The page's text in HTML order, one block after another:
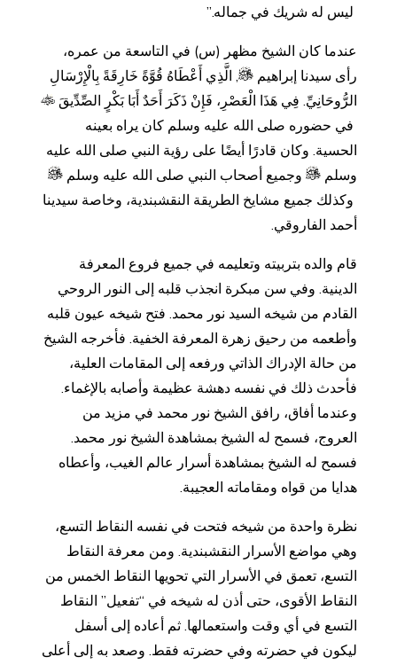
ليس له شريك في جماله.”
عندما كان الشيخ مظهر (س) في التاسعة من عمره،
رأى سيدنا إبراهيم
, الَّذِي أَعْطَاهُ قُوَّةً خَارِقَةً بِالْإِرْسَالِ
الرُّوحَانِيِّ. فِي هَذَا الْعَصْرِ، فَإِنْ ذَكَرَ أَحَدٌ أَبَا بَكْرٍ الصِّدِّيقَ
في حضوره صلى الله عليه وسلم كان يراه بعينه
الحسية. وكان قادرًا أيضًا على رؤية النبي صلى الله عليه
وسلم
وجميع أصحاب النبي صلى الله عليه وسلم
وكذلك جميع مشايخ الطريقة النقشبندية، وخاصة سيدينا
أحمد الفاروقي.
قام والده بتربيته وتعليمه في جميع فروع المعرفة
الدينية. وفي سن مبكرة انجذب قلبه إلى النور الروحي
القادم من شيخه السيد نور محمد. فتح شيخه عيون قلبه
وأطعمه من رحيق زهرة المعرفة الخفية. فأخرجه الشيخ
من حالة الإدراك الذاتي ورفعه إلى المقامات العلية،
فأحدث ذلك في نفسه دهشة عظيمة وأصابه بالإغماء.
وعندما أفاق، رافق الشيخ نور محمد في مزيد من
العروج، فسمح له الشيخ بمشاهدة الشيخ نور محمد.
فسمح له الشيخ بمشاهدة أسرار عالم الغيب، وأعطاه
هدايا من قواه ومقاماته العجيبة.
نظرة واحدة من شيخه فتحت في نفسه النقاط التسع،
وهي مواضع الأسرار النقشبندية. ومن معرفة النقاط
التسع، تعمق في الأسرار التي تحويها النقاط الخمس من
النقاط الأقوى، حتى أذن له شيخه في “تفعيل” النقاط
التسع في أي وقت واستعمالها. ثم أعاده إلى أسفل
ليكون في حضرته وفي حضرته فقط. وصعد به إلى أعلى